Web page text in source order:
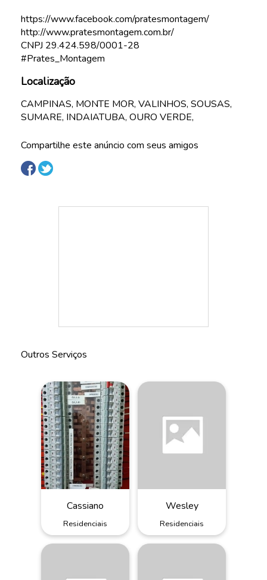
https://www.facebook.com/pratesmontagem/
http://www.pratesmontagem.com.br/
CNPJ 29.424.598/0001-28
#Prates_Montagem
Localização
CAMPINAS, MONTE MOR, VALINHOS, SOUSAS,
SUMARE, INDAIATUBA, OURO VERDE,
Compartilhe este anúncio com seus amigos
Outros Serviços
Cassiano
Residenciais
Wesley
Residenciais